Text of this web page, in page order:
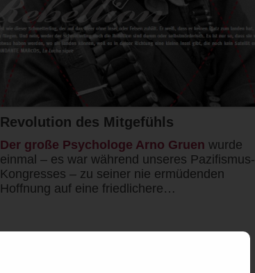
Revolution des Mitgefühls
Der große Psychologe Arno Gruen wurde
einmal – es war während unseres Pazifismus-
Kongresses – zu seiner nie ermüdenden
Hoffnung auf eine friedlichere…